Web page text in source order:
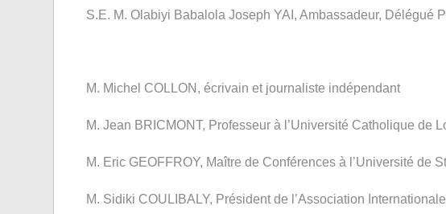
S.E. M. Olabiyi Babalola Joseph YAI, Ambassadeur, Délégué
M. Michel COLLON, écrivain et journaliste indépendant
M. Jean BRICMONT, Professeur à l’Université Catholique de
M. Eric GEOFFROY, Maître de Conférences à l’Université de
M. Sidiki COULIBALY, Président de l’Association